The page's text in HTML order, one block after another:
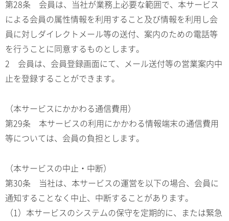
第28条 会員は、当社が業務上必要な範囲で、本サービス
による会員の属性情報を利用すること及び情報を利用し会
員に対しダイレクトメール等の送付、案内のための電話等
を行うことに同意するものとします。
2 会員は、会員登録画面にて、メール送付等の営業案内中
止を登録することができます。
（本サービスにかかわる通信費用）
第29条 本サービスの利用にかかわる情報端末の通信費用
等については、会員の負担とします。
（本サービスの中止・中断）
第30条 当社は、本サービスの運営を以下の場合、会員に
通知することなく中止、中断することがあります。
（1）本サービスのシステムの保守を定期的に、または緊急